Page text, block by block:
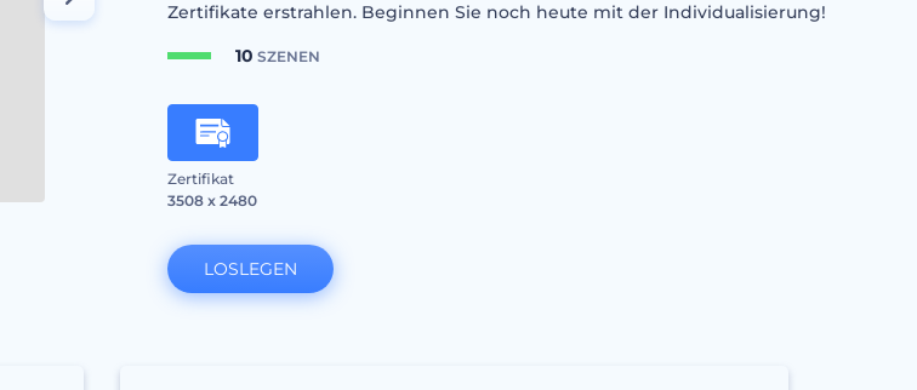
Zertifikate erstrahlen. Beginnen Sie noch heute mit der Individualisierung!
10 SZENEN
Zertifikat
3508 x 2480
LOSLEGEN